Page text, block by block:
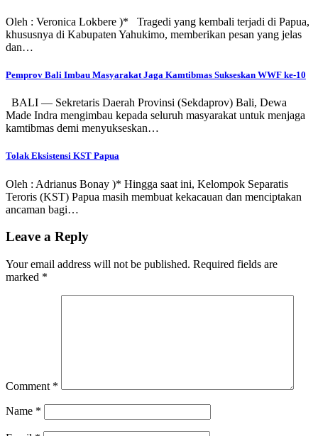
Oleh : Veronica Lokbere )* Tragedi yang kembali terjadi di Papua,
khususnya di Kabupaten Yahukimo, memberikan pesan yang jelas
dan…
Pemprov Bali Imbau Masyarakat Jaga Kamtibmas Sukseskan WWF ke-10
BALI — Sekretaris Daerah Provinsi (Sekdaprov) Bali, Dewa
Made Indra mengimbau kepada seluruh masyarakat untuk menjaga
kamtibmas demi menyukseskan…
Tolak Eksistensi KST Papua
Oleh : Adrianus Bonay )* Hingga saat ini, Kelompok Separatis
Teroris (KST) Papua masih membuat kekacauan dan menciptakan
ancaman bagi…
Leave a Reply
Your email address will not be published. Required fields are
marked *
Comment *
Name *